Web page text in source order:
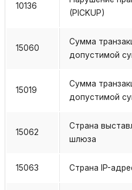
10136
(PICKUP)
15060
Сумма
допустимой
15019
Сумма
допустимой
15062
Страна
шлюза
15063 Страна IP-